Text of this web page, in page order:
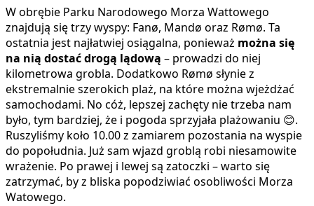
W obrębie Parku Narodowego Morza Wattowego
znajdują się trzy wyspy: Fanø, Mandø oraz Rømø. Ta
ostatnia jest najłatwiej osiągalna, ponieważ można się
na nią dostać drogą lądową – prowadzi do niej
kilometrowa grobla. Dodatkowo Rømø słynie z
ekstremalnie szerokich plaż, na które można wjeżdżać
samochodami. No cóż, lepszej zachęty nie trzeba nam
było, tym bardziej, że i pogoda sprzyjała plażowaniu 😊.
Ruszyliśmy koło 10.00 z zamiarem pozostania na wyspie
do popołudnia. Już sam wjazd groblą robi niesamowite
wrażenie. Po prawej i lewej są zatoczki – warto się
zatrzymać, by z bliska popodziwiać osobliwości Morza
Watowego.